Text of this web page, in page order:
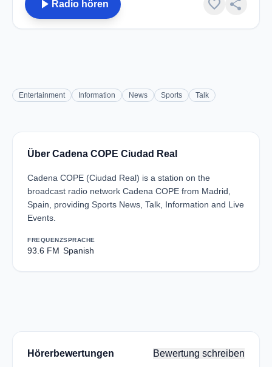
play_arrow Radio hören favorite share
Entertainment Information News Sports Talk
Über Cadena COPE Ciudad Real
Cadena COPE (Ciudad Real) is a station on the
broadcast radio network Cadena COPE from Madrid,
Spain, providing Sports News, Talk, Information and Live
Events.
FREQUENZ
93.6 FM
SPRACHE
Spanish
Hörerbewertungen Bewertung schreiben